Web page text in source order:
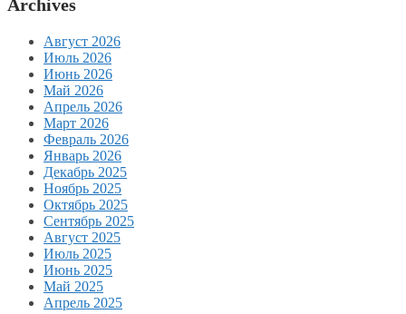
Archives
Август 2026
Июль 2026
Июнь 2026
Май 2026
Апрель 2026
Март 2026
Февраль 2026
Январь 2026
Декабрь 2025
Ноябрь 2025
Октябрь 2025
Сентябрь 2025
Август 2025
Июль 2025
Июнь 2025
Май 2025
Апрель 2025